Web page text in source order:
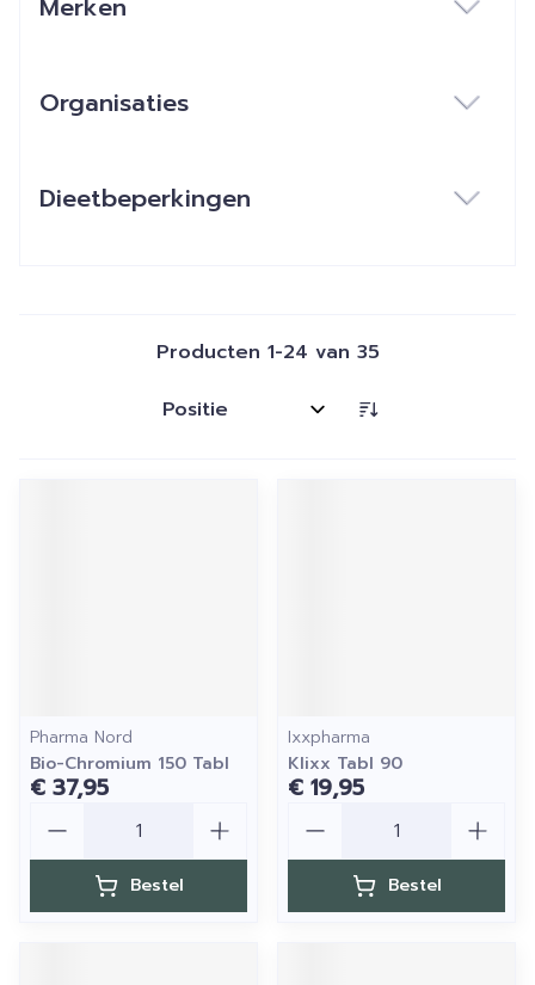
Merken
Organisaties
Dieetbeperkingen
Producten 1-24 van 35
Sorteer op:
Pharma Nord
Bio-Chromium 150 Tabl
€ 37,95
Bestel
Ixxpharma
Klixx Tabl 90
€ 19,95
Bestel